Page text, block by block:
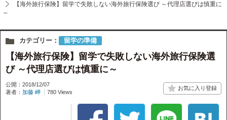
【海外旅行保険】留学で失敗しない海外旅行保険選び ～代理店選びは慎重に
～
カテゴリー： 留学の準備
【海外旅行保険】留学で失敗しない海外旅行保険選
び ～代理店選びは慎重に～
公開：2018/12/07
著者： 加藤 岬 780 Views